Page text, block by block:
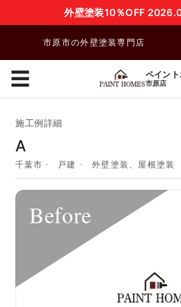
外壁塗装10％OFF
市原市の外壁塗装専門店
ペイン
市原店
☰
施工例詳細
A
千葉市 戸建 外壁塗装、屋根塗装
Before